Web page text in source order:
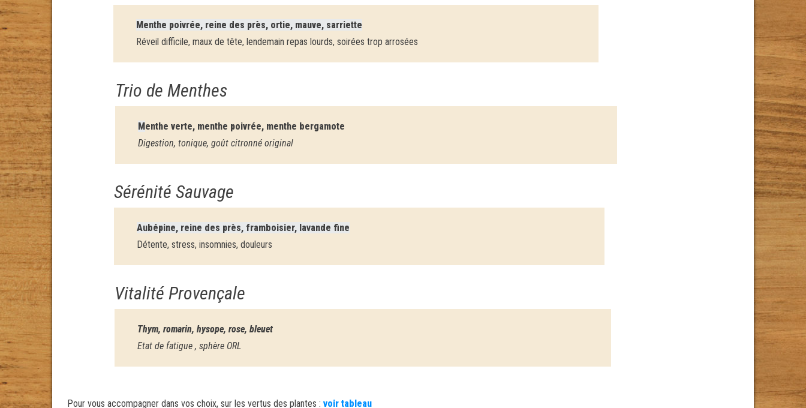
Menthe poivrée, reine des près, ortie, mauve, sarriette
Réveil difficile, maux de tête, lendemain repas lourds, soirées trop arrosées
Trio de Menthes
Menthe verte, menthe poivrée, menthe bergamote
Digestion, tonique, goût citronné original
Sérénité Sauvage
Aubépine, reine des près, framboisier, lavande fine
Détente, stress, insomnies, douleurs
Vitalité Provençale
Thym, romarin, hysope, rose, bleuet
Etat de fatigue , sphère ORL
Pour vous accompagner dans vos choix, sur les vertus des plantes : voir tableau